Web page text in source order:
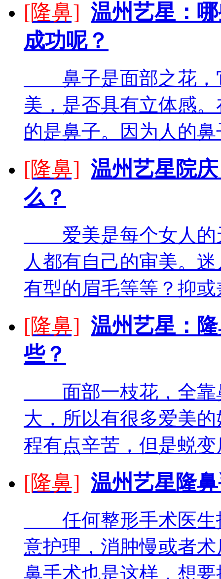
[隆鼻] 温州艺星：
成功呢？
鼻子是面部之花，
美，是否具有立体感
的是鼻子。因为人的
[隆鼻] 温州艺星院
么？
爱美是每个女人的
人都有自己的审美。
有型的眉毛等等？抑
[隆鼻] 温州艺星：
些？
面部一枝花，全靠
大，所以有很多爱美
程有点辛苦，但是蜕
[隆鼻] 温州艺星隆
任何整形手术医生
意护理，消肿慢或者
鼻手术也是这样，想